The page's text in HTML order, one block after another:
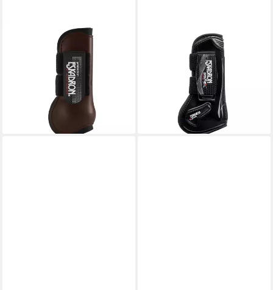
Gamaschen Eskadron
Gamasche Protection Boots
lieferbar - in 2-3 Werktagen bei dir
Gamaschen Eskadron Basics
Pro Flex Classic Gamaschen
lieferbar - in 6-7 Werktagen bei dir